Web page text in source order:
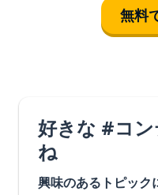
無料
好きな #コ
ね
興味のあるトピック